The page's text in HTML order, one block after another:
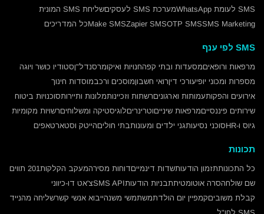
SMS לעומת WhatsApp
מערכת SMS לעסקים
שליחת SMS המונית
SMS Marketing
OTP SMS
Zapier SMS
Make SMSכל המדריכים
SMS לפי ענף
מרפאות ורופאיםמסעדות ובתי קפהחנויות ואיקומרסנדל"ןסטודיו כושר ויוגה
מספרות ומכוני יופיעורכי דיןרואי חשבוןמוסכים ורכבמוסדות חינוך
אירועים והפקותעמותות וארגוניםרשתות וזכיינותמלונות ותיירותסוכנויות ביטוח
שירותים פיננסייםמרפאות שינייםוטרינריםלוגיסטיקה ומשלוחיםרשויות מקומיות
גיוס ו-HR
סוכני נסיעותגני ילדים ומעונותבתי חוליםהייטק וסטארטאפים
תכונות
כל התכונותתזמון הודעותשדות דינמייםדוחות מסירהמעקב הקלקות201 תווים
שם שולחהסרה אוטומטיתתבניות הודעותSMS APIצ'אט דו-כיווני
קבלת משוביםקמפיין יום הולדתמשתמשי משנהייבוא אנשי קשרשליחה מהנייד